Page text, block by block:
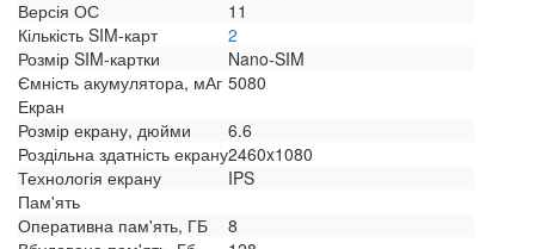
Версія ОС
11
Кількість SIM-карт
2
Розмір SIM-картки
Nano-SIM
Ємність акумулятора, мАг 5080
Екран
Розмір екрану, дюйми
6.6
Роздільна здатність екрану2460x1080
Технологія екрану
IPS
Пам'ять
Оперативна пам'ять, ГБ
8